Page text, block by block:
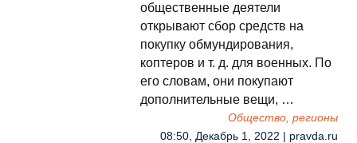
общественные деятели
открывают сбор средств на
покупку обмундирования,
коптеров и т. д. для военных. По
его словам, они покупают
дополнительные вещи, …
Общество, регионы
08:50, Декабрь 1, 2022 | pravda.ru